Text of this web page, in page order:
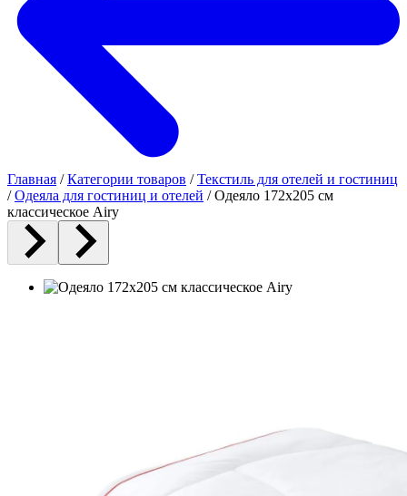
Главная / Категории товаров / Текстиль для отелей и гостиниц
/ Одеяла для гостиниц и отелей / Одеяло 172х205 см
классическое Airy